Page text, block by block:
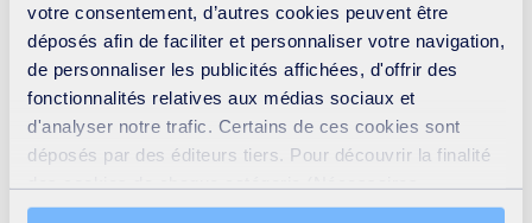
votre consentement, d’autres cookies peuvent être
déposés afin de faciliter et personnaliser votre navigation,
de personnaliser les publicités affichées, d'offrir des
fonctionnalités relatives aux médias sociaux et
d'analyser notre trafic. Certains de ces cookies sont
déposés par des éditeurs tiers. Pour découvrir la finalité
Préférences, Statistiques et Marketing), cliquez sur
Inciter à la réduction des consommations
Avec une population croissante, une urbanisation
galopante et un développement industriel fleurissant, la
pression s’accroît sur une ressource déjà limitée. Le PUB
a donc décidé de faire changer les comportements et